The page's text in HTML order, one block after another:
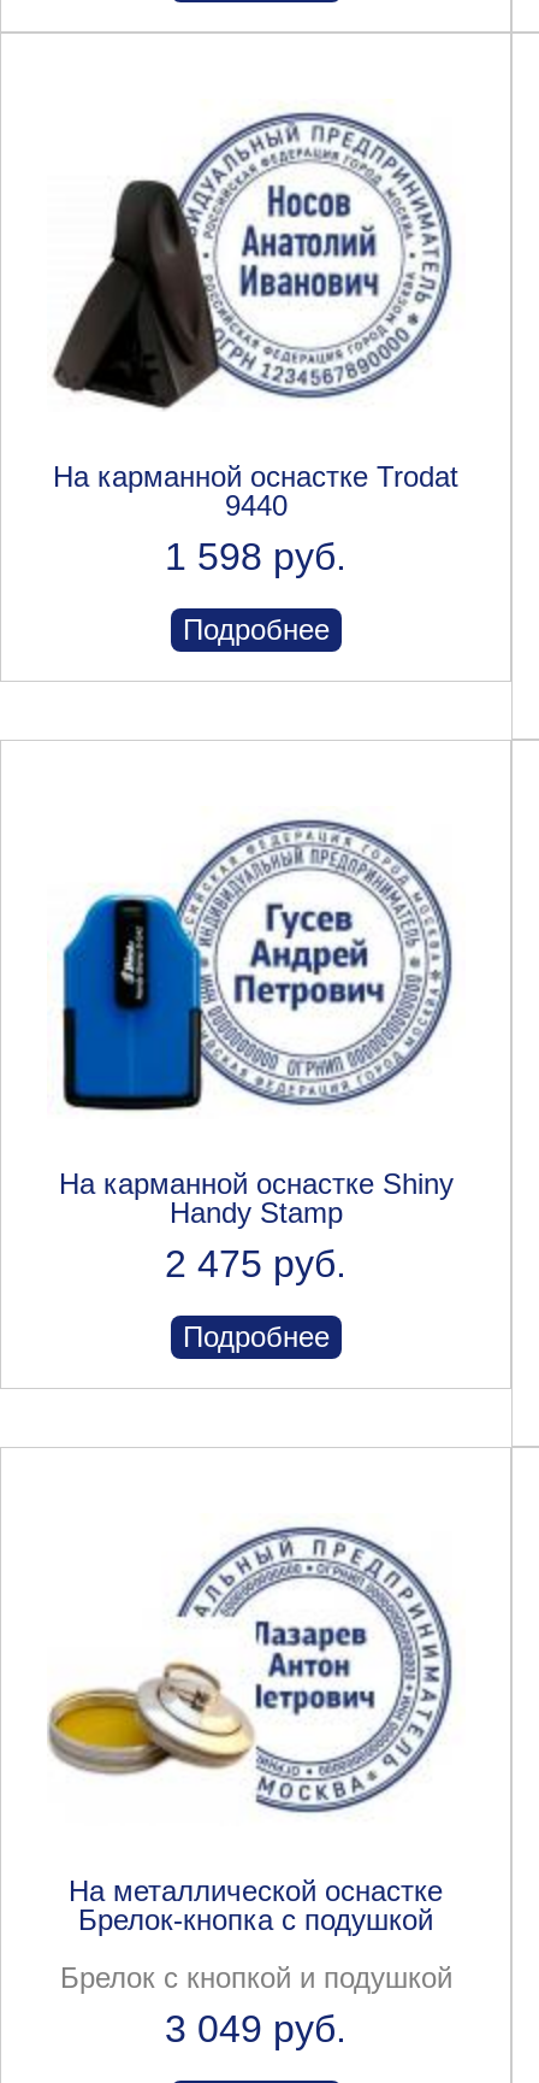
На карманной оснастке Trodat
9440
1 598 руб.
Подробнее
На карманной оснастке Shiny
Handy Stamp
2 475 руб.
Подробнее
На металлической оснастке
Брелок-кнопка с подушкой
Брелок с кнопкой и подушкой
3 049 руб.